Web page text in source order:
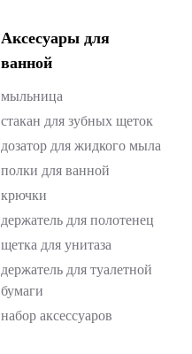
Аксесуары для
ванной
мыльница
стакан для зубных щеток
дозатор для жидкого мыла
полки для ванной
крючки
держатель для полотенец
щетка для унитаза
держатель для туалетной
бумаги
набор аксессуаров